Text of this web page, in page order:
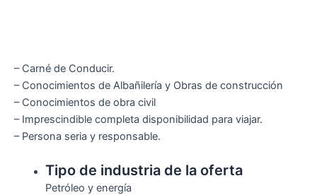
– Carné de Conducir.
– Conocimientos de Albañilería y Obras de construcción
– Conocimientos de obra civil
– Imprescindible completa disponibilidad para viajar.
– Persona seria y responsable.
Tipo de industria de la oferta
Petróleo y energía